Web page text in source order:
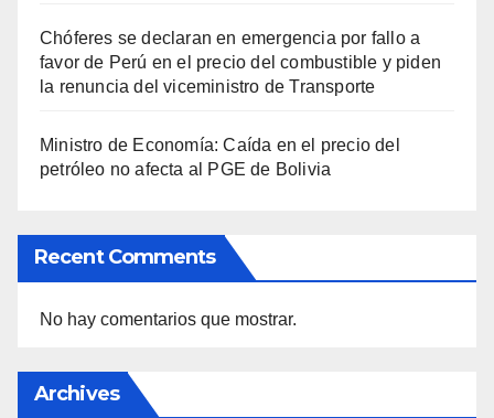
Chóferes se declaran en emergencia por fallo a
favor de Perú en el precio del combustible y piden
la renuncia del viceministro de Transporte
Ministro de Economía: Caída en el precio del
petróleo no afecta al PGE de Bolivia
Recent Comments
No hay comentarios que mostrar.
Archives